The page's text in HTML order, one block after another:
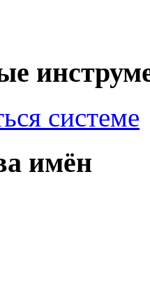
системе
имён